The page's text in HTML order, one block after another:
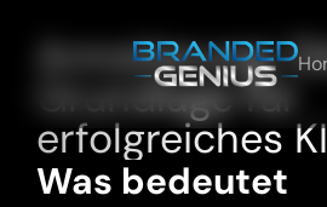
Annotierung:
Grundlage für
erfolgreiches
Was bedeutet